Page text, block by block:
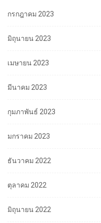
กรกฎาคม 2023
มิถุนายน 2023
เมษายน 2023
มีนาคม 2023
กุมภาพันธ์ 2023
มกราคม 2023
ธันวาคม 2022
ตุลาคม 2022
มิถุนายน 2022